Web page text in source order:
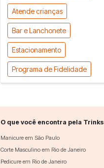
Atende crianças
Bar e Lanchonete
Estacionamento
Programa de Fidelidade
O que você encontra pela Trinks
Manicure em São Paulo
Corte Masculino em Rio de Janeiro
Pedicure em Rio de Janeiro